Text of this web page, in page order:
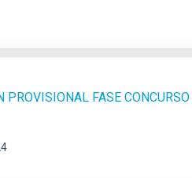
FASE CONCURSO